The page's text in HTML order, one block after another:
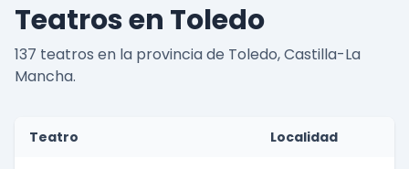
Teatros en Toledo
137 teatros en la provincia de Toledo, Castilla-La
Mancha.
Teatro Localidad